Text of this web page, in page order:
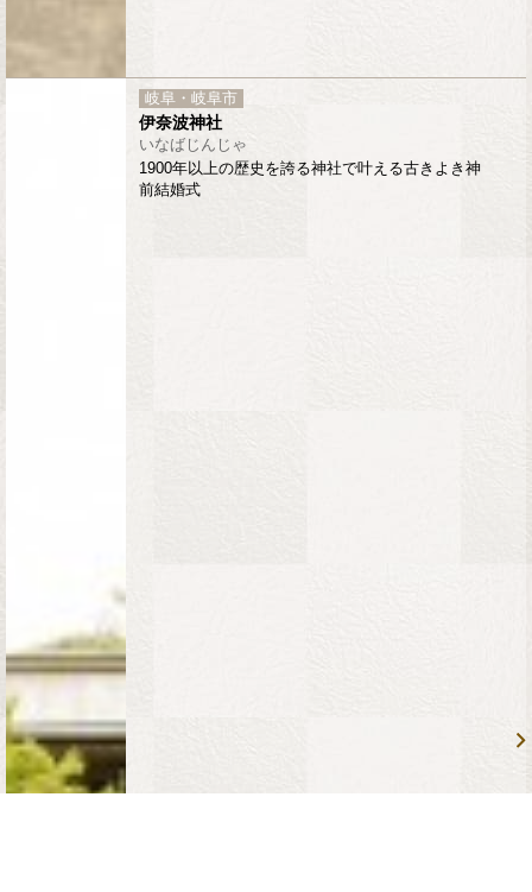
岐阜・岐阜市
伊奈波神社
いなばじんじゃ
1900年以上の歴史を誇る神社で叶える古きよき神
前結婚式